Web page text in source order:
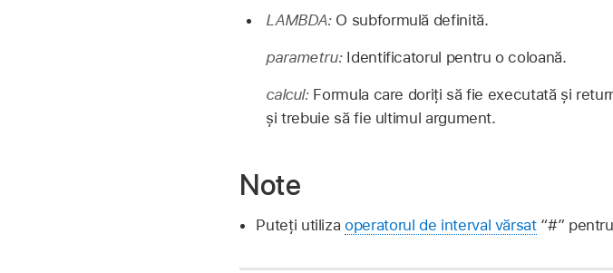
LAMBDA: O subformulă definită.
parametru: Identificatorul pentru o coloană.
calcul: Formula care doriți să fie executată și
și trebuie să fie ultimul argument.
Note
Puteți utilizaoperatorul de interval vărsat“#”